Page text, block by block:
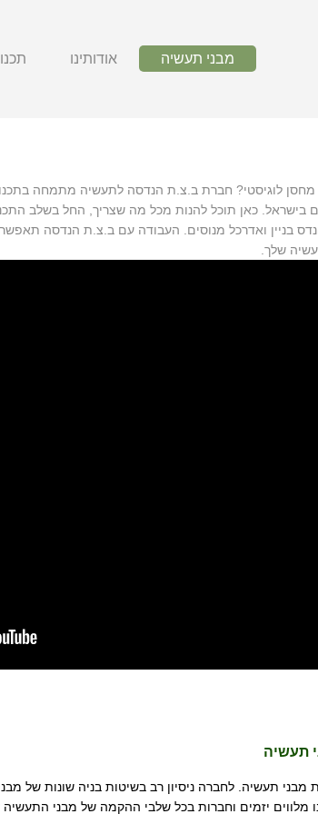
מבני תעשיה אודותינו
לוגיסטי? חברת ב.צ.ת הנדסה לתעשיה מתמחה
בישראל. כאן תוכל להנות מכל מה שצריך, החל בשלב
בניין ואדרכל מנוסים. העבודה עם ב.צ.ת הנדסה תאפשר
שלך.
תעשיה
תעשיה. לחברה ניסיון רב בשיטות בניה שונות של
אנו מלווים יזמים וחברות בכל שלבי ההקמה של מבני